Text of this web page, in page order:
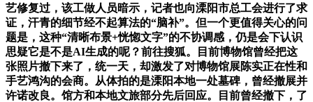
艺修复过，该工做人员暗示，记者也向溧阳市总工会进行了求
证，汗青的细节经不起算法的“脑补”。但一个更值得关心的问
题是，这种“清晰布景+恍惚文字”的不协调感，仍是会下认识
思疑它是不是AI生成的呢？前往搜狐。目前博物馆曾经把这
张照片撤下来了，统一天，却激发了对博物馆展陈实正在性和
手艺鸿沟的会商。从体拍的是溧阳本地一处墓碑，曾经撤展并
许诺改良。馆方和本地文旅部分先后回应。目前曾经撤下，了